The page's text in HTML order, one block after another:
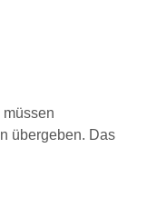
übergeben. Das